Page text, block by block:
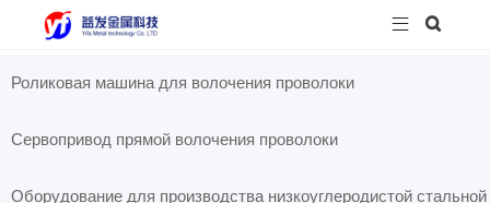
 
Роликовая машина для волочения проволоки
Сервопривод прямой волочения проволоки
Оборудование для производства низкоуглеродистой стальной